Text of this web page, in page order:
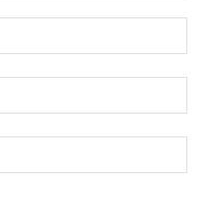
:*
:*
: